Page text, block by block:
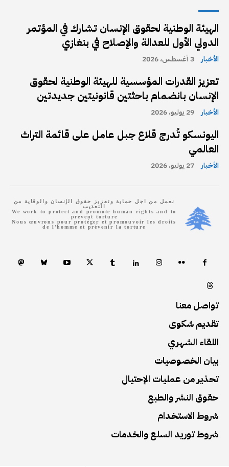
الهيئة الوطنية لحقوق الإنسان تشارك في المؤتمر
الدولي الأول للعدالة والإصلاح في بنغازي
الأخبار 3 أغسطس، 2026
تعزيز القدرات المؤسسية للهيئة الوطنية لحقوق
الإنسان بانضمام باحثتين قانونيتين جديدتين
الأخبار 29 يوليو، 2026
اليونسكو تُدرج قلاع جبل عامل على قائمة التراث
العالمي
الأخبار 27 يوليو، 2026
نعمل من اجل حماية وتعزيز حقوق الإنسان والوقاية من
التعذيب
We work to protect and promote human rights and to
prevent torture
Nous œuvrons pour protéger et promouvoir les droits
de l’homme et prévenir la torture
تواصل معنا
تقديم شكوى
اللقاء الشهري
بيان الخصوصيات
تحذير من عمليات الإحتيال
حقوق النشر والطبع
شروط الاستخدام
شروط توريد السلع والخدمات